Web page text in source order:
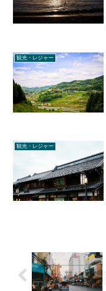
観光・レジャー
観光・レジャー